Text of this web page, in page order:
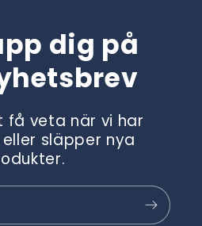
dig på
veta när vi har
släpper nya